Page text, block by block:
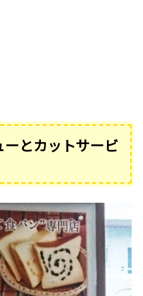
とカットサービ